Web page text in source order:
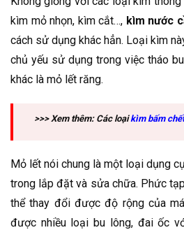
kìm mỏ nhọn, kìm cắt…, kìm nước
cách sử dụng khác hẳn. Loại kìm
chủ yếu sử dụng trong việc tháo
khác là mỏ lết răng.
>>> Xem thêm: Các loạikìm bấm chết
Mỏ lết nói chung là một loại dụng
trong lắp đặt và sửa chữa. Phức
thể thay đổi được độ rộng của
được nhiều loại bu lông, đai ốc